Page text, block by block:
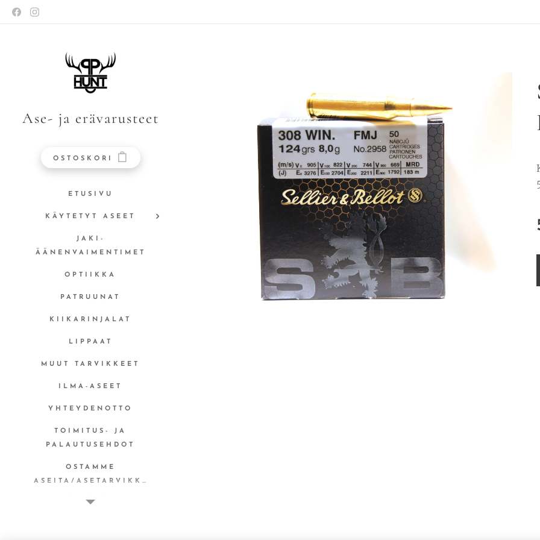
Ase- ja erävarusteet
OSTOSKORI
ETUSIVU
KÄYTETYT ASEET
JAKI-
ÄÄNENVAIMENTIMET
OPTIIKKA
PATRUUNAT
KIIKARINJALAT
LIPPAAT
MUUT TARVIKKEET
ILMA-ASEET
YHTEYDENOTTO
TOIMITUS- JA
PALAUTUSEHDOT
OSTAMME
ASEITA/ASETARVIKKEITA